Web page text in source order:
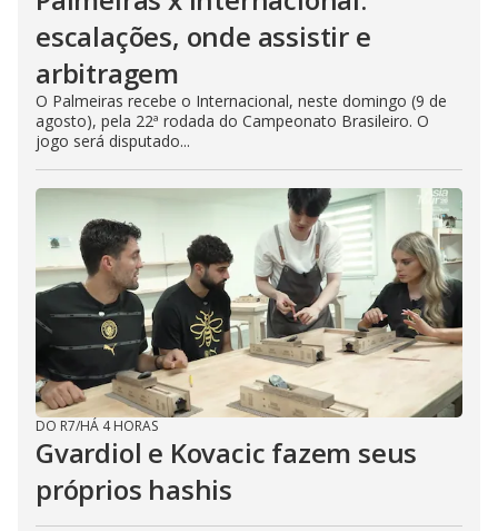
escalações, onde assistir e
arbitragem
O Palmeiras recebe o Internacional, neste domingo (9 de
agosto), pela 22ª rodada do Campeonato Brasileiro. O
jogo será disputado...
DO R7/HÁ 4 HORAS
Gvardiol e Kovacic fazem seus
próprios hashis